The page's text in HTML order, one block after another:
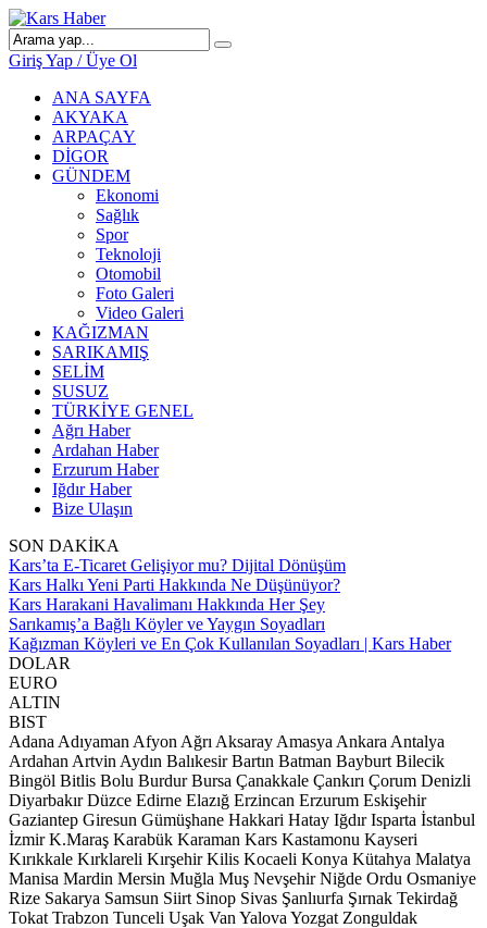
Giriş Yap / Üye Ol
ANA SAYFA
AKYAKA
ARPAÇAY
DİGOR
GÜNDEM
Ekonomi
Sağlık
Spor
Teknoloji
Otomobil
Foto Galeri
Video Galeri
KAĞIZMAN
SARIKAMIŞ
SELİM
SUSUZ
TÜRKİYE GENEL
Ağrı Haber
Ardahan Haber
Erzurum Haber
Iğdır Haber
Bize Ulaşın
SON DAKİKA
Kars’ta E-Ticaret Gelişiyor mu? Dijital Dönüşüm
Kars Halkı Yeni Parti Hakkında Ne Düşünüyor?
Kars Harakani Havalimanı Hakkında Her Şey
Sarıkamış’a Bağlı Köyler ve Yaygın Soyadları
Kağızman Köyleri ve En Çok Kullanılan Soyadları | Kars Haber
DOLAR
EURO
ALTIN
BIST
Adana Adıyaman Afyon Ağrı Aksaray Amasya Ankara Antalya
Ardahan Artvin Aydın Balıkesir Bartın Batman Bayburt Bilecik
Bingöl Bitlis Bolu Burdur Bursa Çanakkale Çankırı Çorum Denizli
Diyarbakır Düzce Edirne Elazığ Erzincan Erzurum Eskişehir
Gaziantep Giresun Gümüşhane Hakkari Hatay Iğdır Isparta İstanbul
İzmir K.Maraş Karabük Karaman Kars Kastamonu Kayseri
Kırıkkale Kırklareli Kırşehir Kilis Kocaeli Konya Kütahya Malatya
Manisa Mardin Mersin Muğla Muş Nevşehir Niğde Ordu Osmaniye
Rize Sakarya Samsun Siirt Sinop Sivas Şanlıurfa Şırnak Tekirdağ
Tokat Trabzon Tunceli Uşak Van Yalova Yozgat Zonguldak